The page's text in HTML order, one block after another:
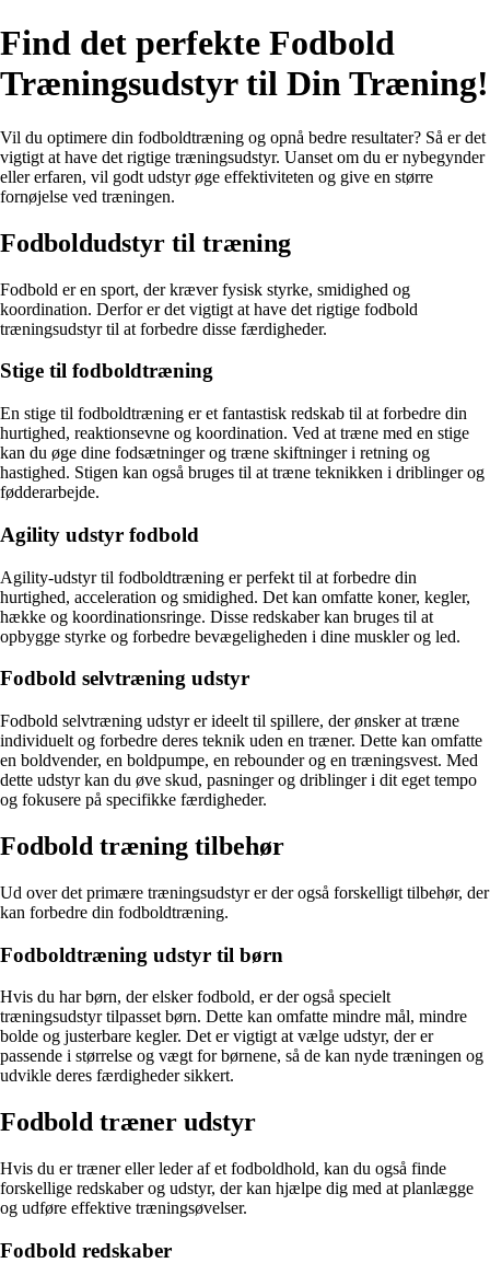
Find det perfekte Fodbold
Træningsudstyr til Din Træning!
Vil du optimere din fodboldtræning og opnå bedre resultater? Så er det
vigtigt at have det rigtige træningsudstyr. Uanset om du er nybegynder
eller erfaren, vil godt udstyr øge effektiviteten og give en større
fornøjelse ved træningen.
Fodboldudstyr til træning
Fodbold er en sport, der kræver fysisk styrke, smidighed og
koordination. Derfor er det vigtigt at have det rigtige fodbold
træningsudstyr til at forbedre disse færdigheder.
Stige til fodboldtræning
En stige til fodboldtræning er et fantastisk redskab til at forbedre din
hurtighed, reaktionsevne og koordination. Ved at træne med en stige
kan du øge dine fodsætninger og træne skiftninger i retning og
hastighed. Stigen kan også bruges til at træne teknikken i driblinger og
fødderarbejde.
Agility udstyr fodbold
Agility-udstyr til fodboldtræning er perfekt til at forbedre din
hurtighed, acceleration og smidighed. Det kan omfatte koner, kegler,
hække og koordinationsringe. Disse redskaber kan bruges til at
opbygge styrke og forbedre bevægeligheden i dine muskler og led.
Fodbold selvtræning udstyr
Fodbold selvtræning udstyr er ideelt til spillere, der ønsker at træne
individuelt og forbedre deres teknik uden en træner. Dette kan omfatte
en boldvender, en boldpumpe, en rebounder og en træningsvest. Med
dette udstyr kan du øve skud, pasninger og driblinger i dit eget tempo
og fokusere på specifikke færdigheder.
Fodbold træning tilbehør
Ud over det primære træningsudstyr er der også forskelligt tilbehør, der
kan forbedre din fodboldtræning.
Fodboldtræning udstyr til børn
Hvis du har børn, der elsker fodbold, er der også specielt
træningsudstyr tilpasset børn. Dette kan omfatte mindre mål, mindre
bolde og justerbare kegler. Det er vigtigt at vælge udstyr, der er
passende i størrelse og vægt for børnene, så de kan nyde træningen og
udvikle deres færdigheder sikkert.
Fodbold træner udstyr
Hvis du er træner eller leder af et fodboldhold, kan du også finde
forskellige redskaber og udstyr, der kan hjælpe dig med at planlægge
og udføre effektive træningsøvelser.
Fodbold redskaber